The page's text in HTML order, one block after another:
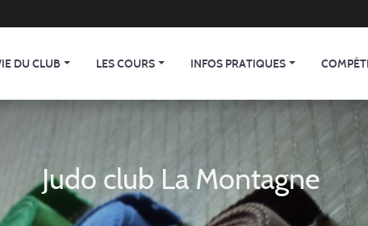
DU CLUB LES COURS INFOS PRATIQUES
Judo club La Montagne